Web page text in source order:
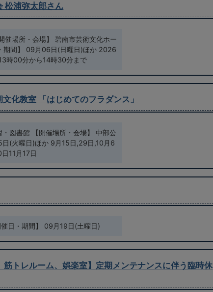
松浦弥太郎さん
催場所・会場】 碧南市芸術文化ホー
期間】 09月06日(日曜日)ほか 2026
時00分から14時30分まで
化教室 「はじめてのフラダンス」
・図書館 【開催場所・会場】 中部公
(火曜日)ほか 9月15日,29日,10月6
11月17日
催日・期間】 09月19日(土曜日)
筋トレルーム、娯楽室】定期メンテナンスに伴う臨時休